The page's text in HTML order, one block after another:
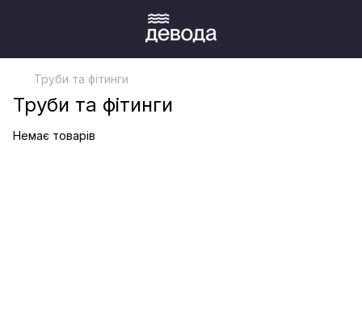
Труби та фітинги
Труби та фітинги
Немає товарів